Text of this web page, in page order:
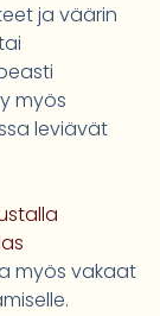
ja väärin
myös
leviävät
myös vakaat